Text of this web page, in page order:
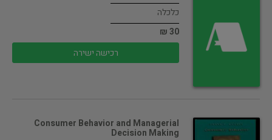
כלכלה
30 ₪
רכישה ישירה
Consumer Behavior and Managerial
Decision Making